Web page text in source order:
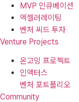
MVP 인큐베이션
엑셀러레이팅
벤처 씨드 투자
Venture Projects
온고잉 프로젝트
인액터스
벤처 포트폴리오
Community